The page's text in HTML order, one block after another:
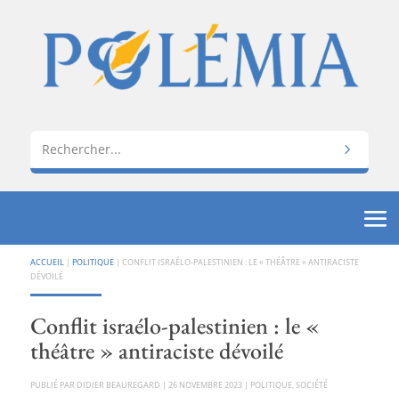
ACCUEIL | POLITIQUE| CONFLIT ISRAÉLO-PALESTINIEN : LE « THÉÂTRE » ANTIRACISTE
DÉVOILÉ
Conflit israélo-palestinien : le «
théâtre » antiraciste dévoilé
PAR DIDIER BEAUREGARD | 26 NOVEMBRE 2023| POLITIQUE, SOCIÉTÉ